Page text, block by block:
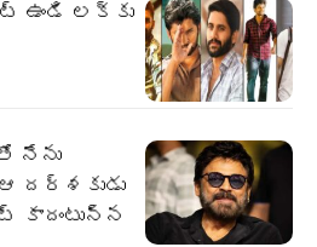
ఉండి లక్కు
నేను
దర్శకుడు